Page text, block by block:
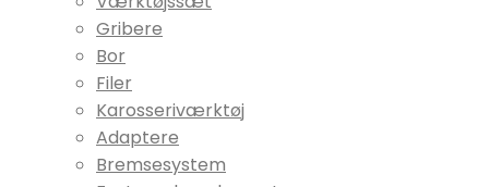
Gribere
Bor
Filer
Karosseriværktøj
Adaptere
Bremsesystem